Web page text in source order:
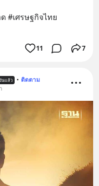
#เศรษฐกิจไทย
11 7
นแล้ว • ติดตาม